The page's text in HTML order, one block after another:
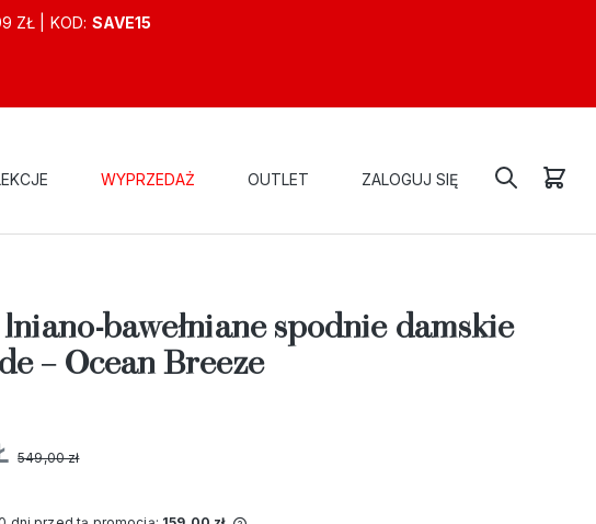
ZŁ | KOD: SAVE15
WYPRZEDAŻ OUTLET ZALOGUJ SIĘ
bawełniane spodnie damskie
– Ocean Breeze
549,00 zł